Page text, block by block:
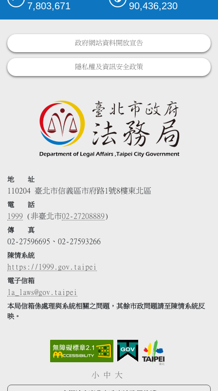
7,803,671 90,436,230
政府網站資料開放宣告
隱私權及資訊安全政策
地 址
110204 臺北市信義區市府路1號8樓東北區
電 話
1999 (非臺北市02-27208889)
傳 真
02-27596695、02-27593266
陳情系統
https://1999.gov.taipei
電子信箱
la_laws@gov.taipei
本局信箱係處理與系統相關之問題，其餘市政問題請至陳情系統反
映。
小 中 大